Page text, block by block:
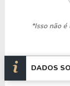
faturamento
possui um P/L
últimos 12
3,55%.
*Isso não é
DADOS